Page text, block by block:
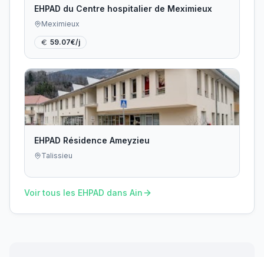
EHPAD du Centre hospitalier de Meximieux
Meximieux
59.07€/j
EHPAD Résidence Ameyzieu
Talissieu
Voir tous les EHPAD dans Ain